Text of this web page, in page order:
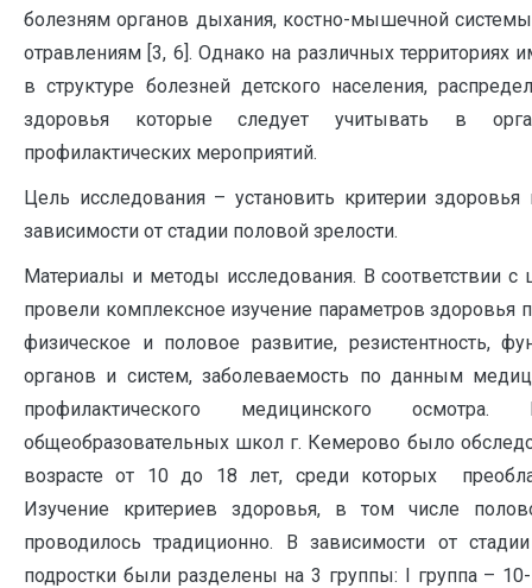
болезням органов дыхания, костно-мышечной
отравлениям [3, 6]. Однако на различных территориях
в структуре болезней детского населения,
здоровья которые следует учитывать в
профилактических мероприятий.
Цель исследования – установить критерии
зависимости от стадии половой зрелости.
Материалы и методы исследования. В соответствии
провели комплексное изучение параметров здоровья
физическое и половое развитие, резистентность,
органов и систем, заболеваемость по данным
профилактического медицинского
общеобразовательных школ г. Кемерово было
возрасте от 10 до 18 лет, среди которых
Изучение критериев здоровья, в том числе
проводилось традиционно. В зависимости от
подростки были разделены на 3 группы: I группа –